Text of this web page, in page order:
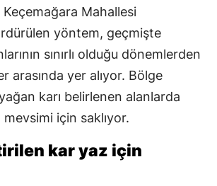
Keçemağara Mahallesi
yöntem, geçmişte
sınırlı olduğu dönemlerden
arasında yer alıyor. Bölge
karı belirlenen alanlarda
için saklıyor.
kar yaz için